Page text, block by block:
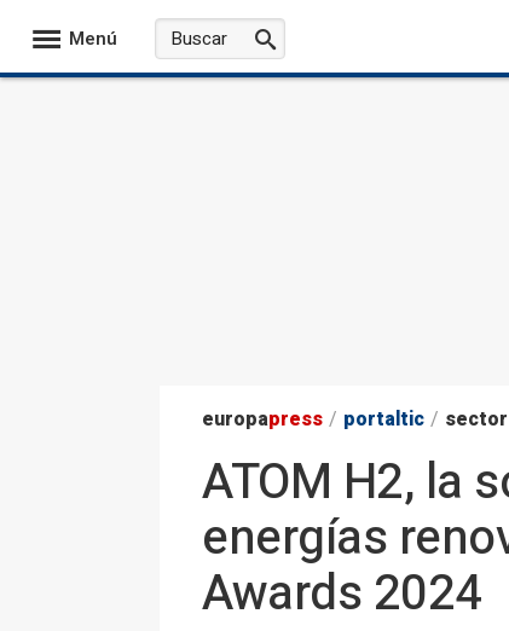
Menú
europapress / portaltic / sector
ATOM H2, la
energías
Awards 2024